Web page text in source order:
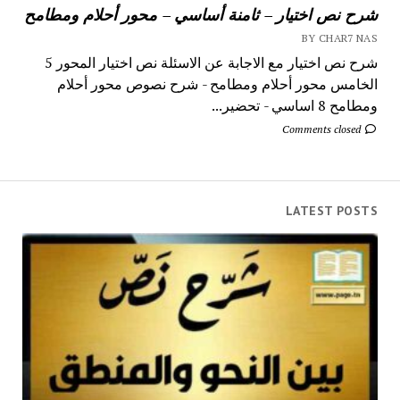
شرح نص اختيار – ثامنة أساسي – محور أحلام ومطامح
BY CHAR7 NAS
شرح نص اختيار مع الاجابة عن الاسئلة نص اختيار المحور 5
الخامس محور أحلام ومطامح - شرح نصوص محور أحلام
ومطامح 8 اساسي - تحضير...
Comments closed
LATEST POSTS